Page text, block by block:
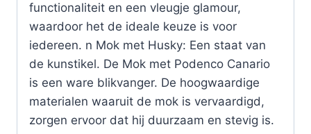
functionaliteit en een vleugje glamour,
waardoor het de ideale keuze is voor
iedereen. n Mok met Husky: Een staat van
de kunstikel. De Mok met Podenco Canario
is een ware blikvanger. De hoogwaardige
materialen waaruit de mok is vervaardigd,
zorgen ervoor dat hij duurzaam en stevig is.